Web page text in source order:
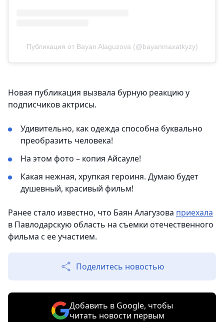
Публикация от Bayan Alaguzova (@bayanmaxatkyzy)
Новая публикация вызвала бурную реакцию у
подписчиков актрисы.
Удивительно, как одежда способна буквально
преобразить человека!
На этом фото – копия Айсауле!
Какая нежная, хрупкая героиня. Думаю будет
душевный, красивый фильм!
Ранее стало известно, что Баян Алагузова приехала
в Павлодарскую область на съемки отечественного
фильма с ее участием.
Поделитесь новостью
Добавить в Google, чтобы
читать новости первым